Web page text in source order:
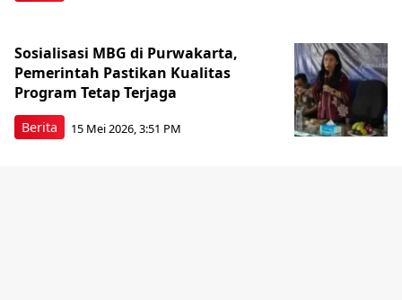
Berita
Sosialisasi MBG di Purwakarta,
Pemerintah Pastikan Kualitas
Program Tetap Terjaga
15 Mei 2026, 3:51 PM